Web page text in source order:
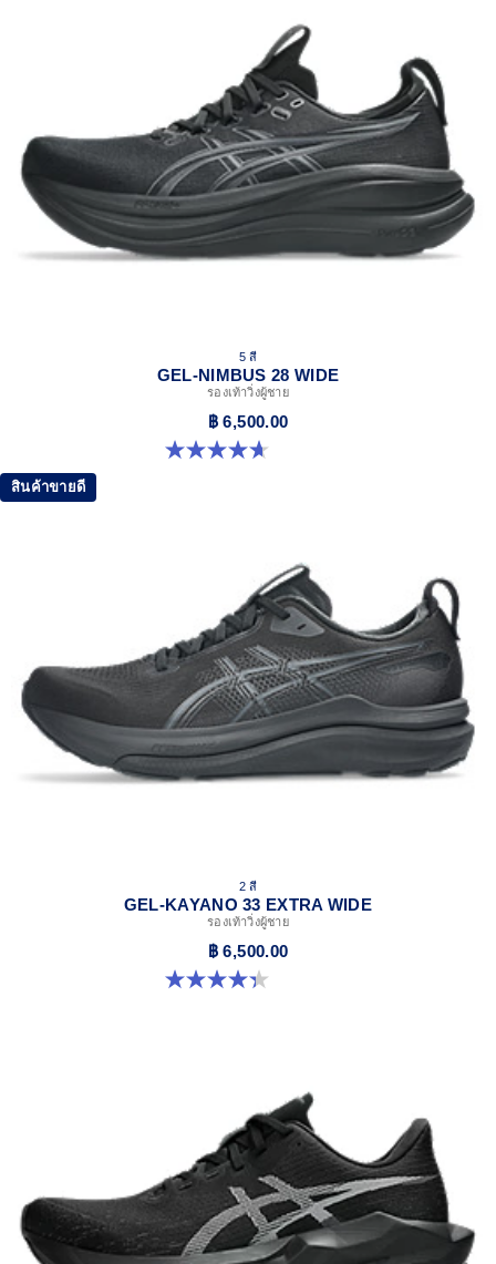
5 สี
GEL-NIMBUS 28 WIDE
รองเท้าวิ่งผู้ชาย
฿ 6,500.00
4.7 จาก 5 ดาว 24 รีวิว
สินค้าขายดี
2 สี
GEL-KAYANO 33 EXTRA WIDE
รองเท้าวิ่งผู้ชาย
฿ 6,500.00
4.3 จาก 5 ดาว 26 รีวิว